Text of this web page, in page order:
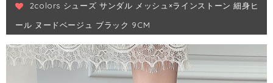
2colors シューズ サンダル メッシュ×ラインストーン 細身ヒ
ール ヌードベージュ ブラック 9CM